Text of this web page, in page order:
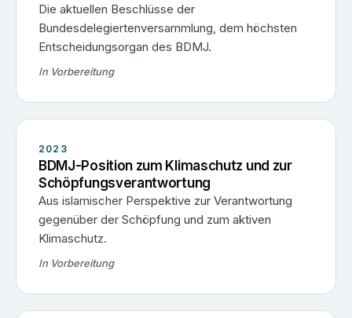
Die aktuellen Beschlüsse der
Bundesdelegiertenversammlung, dem höchsten
Entscheidungsorgan des BDMJ.
In Vorbereitung
2023
BDMJ-Position zum Klimaschutz und zur
Schöpfungsverantwortung
Aus islamischer Perspektive zur Verantwortung
gegenüber der Schöpfung und zum aktiven
Klimaschutz.
In Vorbereitung